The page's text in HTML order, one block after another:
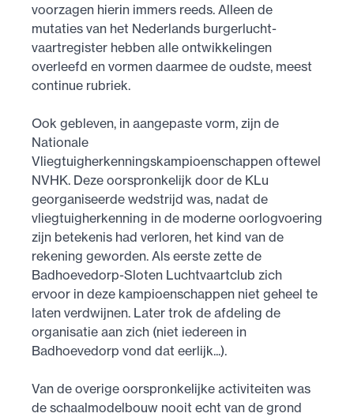
voorzagen hierin immers reeds. Alleen de
mutaties van het Nederlands burger­lucht­
vaartregister hebben alle ontwikkelingen
overleefd en vormen daarmee de oudste, meest
continue rubriek.
Ook gebleven, in aangepaste vorm, zijn de
Nationale
Vliegtuigherkenningskampioenschappen oftewel
NVHK. Deze oorspronkelijk door de KLu
georganiseerde wedstrijd was, nadat de
vliegtuig­herkenning in de moderne oorlogvoering
zijn betekenis had verloren, het kind van de
rekening geworden. Als eerste zette de
Badhoevedorp-Sloten Luchtvaartclub zich
ervoor in deze kampioen­schappen niet geheel te
laten verdwijnen. Later trok de afdeling de
organisatie aan zich (niet iedereen in
Badhoevedorp vond dat eerlijk...).
Van de overige oorspronkelijke activiteiten was
de schaalmodelbouw nooit echt van de grond